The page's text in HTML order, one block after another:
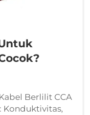
Berlilit CCA
Konduktivitas,